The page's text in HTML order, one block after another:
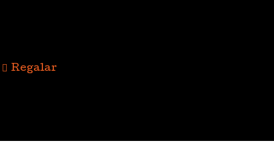
Regalar